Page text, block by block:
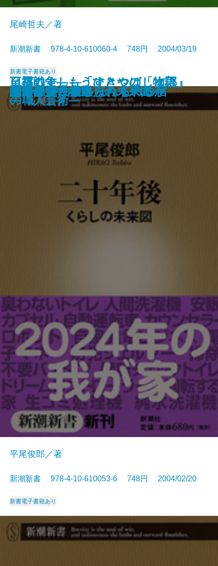
聖徳太子はいなかった
仏教と資本主義
眠れぬ夜のラジオ深夜便
川柳うきよ鏡
釈迦に説法
死の壁
授業の復権
40歳からの仕事術
黒いスイス
英語の看板がスラスラ読める
尾崎哲夫／著
新潮新書 978-4-10-610060-4 748円 2004/03/19
新書電子書籍あり
二十年後―くらしの未来図―
平尾俊郎／著
新潮新書 978-4-10-610053-6 748円 2004/02/20
新書電子書籍あり
プーチン
関西赤貧古本道
ふたりで泊まるほんものの宿
日露戦争―もうひとつの「物語」
―
家庭という病巣
エルメス
日本はどう報じられているか
立ち上がれ日本人
至福のすし―「すきやばし次郎」
の職人芸術―